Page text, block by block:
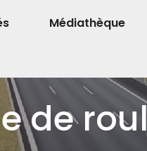
Médiathèque
de